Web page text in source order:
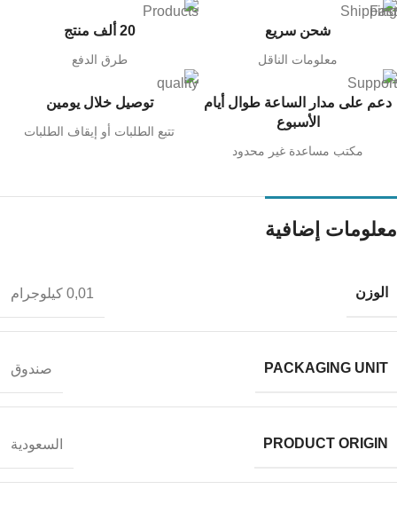
شحن سريع
معلومات الناقل
20 ألف منتج
طرق الدفع
دعم على مدار الساعة طوال أيام
الأسبوع
مكتب مساعدة غير محدود
توصيل خلال يومين
تتبع الطلبات أو إيقاف الطلبات
معلومات إضافية
الوزن 0,01 كيلوجرام
PACKAGING UNIT صندوق
PRODUCT ORIGIN السعودية